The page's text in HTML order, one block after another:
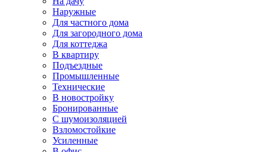
Наружные
Для частного дома
Для загородного дома
Для коттеджа
В квартиру
Подъездные
Промышленные
Технические
В новостройку
Бронированные
С шумоизоляцией
Взломостойкие
Усиленные